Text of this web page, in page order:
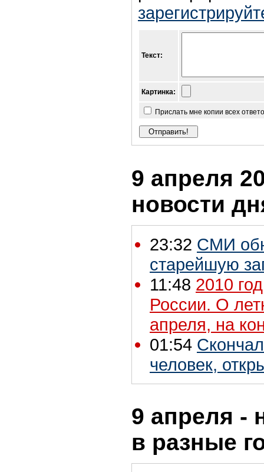
Текст:
Картинка:
Прислать мне копии всех
9 апреля
новости
23:32 СМИ
старейшую
11:48 2010
России. О
апреля, на
01:54
человек,
9 апреля -
в разные